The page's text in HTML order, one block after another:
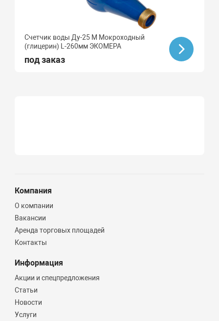
Счетчик воды Ду-25 М Мокроходный
(глицерин) L-260мм ЭКОМЕРА
под заказ
Компания
О компании
Вакансии
Аренда торговых площадей
Контакты
Информация
Акции и спецпредложения
Статьи
Новости
Услуги